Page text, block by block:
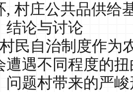
,村庄公共品供给
结论与讨论
村民自治制度作为
遭遇不同程度的扭
问题村带来的严